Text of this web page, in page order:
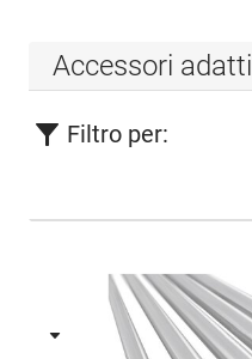
Accessori adatti
Filtro per: